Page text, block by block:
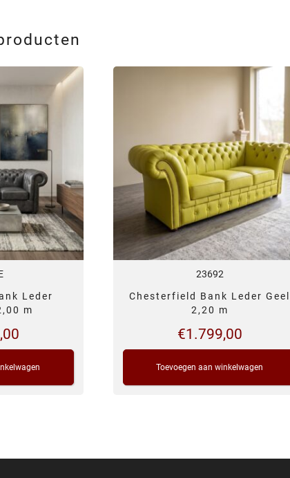
Leder
m
23692
Chesterfield Bank Leder Geel
2,20 m
€1.799,00
Toevoegen aan winkelwagen